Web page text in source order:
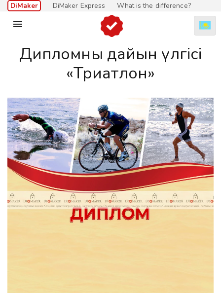
DiMaker DiMaker Express What is the difference?

Дипломның дайын үлгісі
«Триатлон»